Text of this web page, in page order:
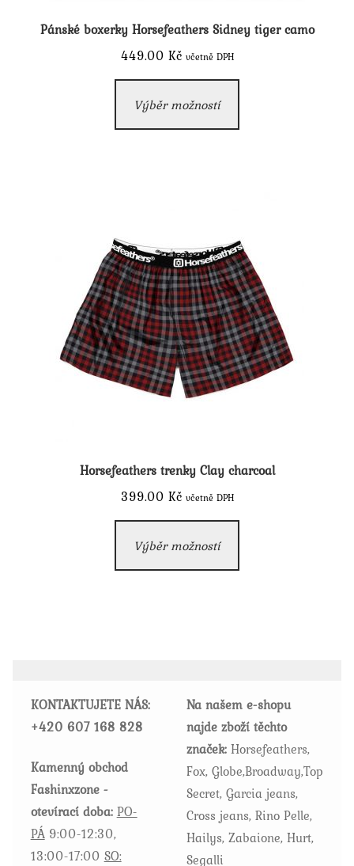
Pánské boxerky Horsefeathers Sidney tiger camo
449.00 Kč včetně DPH
Výběr možností
má
vybrat
na
stránce
produktu
Horsefeathers trenky Clay charcoal
399.00 Kč včetně DPH
Výběr možností
má
na
stránce
produktu
KONTAKTUJETE NÁS:
+420 607 168 828
Kamenný obchod
Fashinxzone -
otevírací doba: PO-
PÁ9:00-12:30,
13:00-17:00 SO:
Na našem e-shopu
najde zboží těchto
značek: Horsefeathers,
Fox, Globe,Broadway,Top
Secret, Garcia jeans,
Cross jeans, Rino Pelle,
Hailys, Zabaione, Hurt,
Segalli